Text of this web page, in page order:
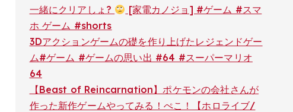
一緒にクリアしょ?
[家電カノジョ] #ゲーム #スマ
ホ ゲーム #shorts
3Dアクションゲームの礎を作り上げたレジェンドゲー
ム#ゲーム #ゲームの思い出 #64 #スーパーマリオ
64
【Beast of Reincarnation】ポケモンの会社さんが
作った新作ゲームやってみる！ぺこ！【ホロライブ/